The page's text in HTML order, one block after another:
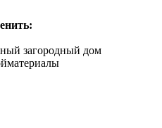
загородный дом